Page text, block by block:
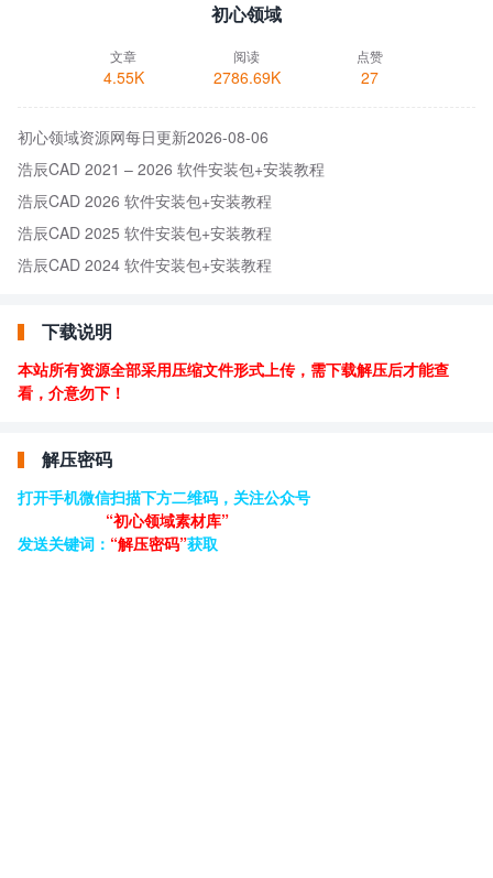
初心领域
文章
4.55K
阅读
2786.69K
点赞
27
初心领域资源网每日更新2026-08-06
浩辰CAD 2021 – 2026 软件安装包+安装教程
浩辰CAD 2026 软件安装包+安装教程
浩辰CAD 2025 软件安装包+安装教程
浩辰CAD 2024 软件安装包+安装教程
下载说明
本站所有资源全部采用压缩文件形式上传，需下载解压后才能查
看，介意勿下！
解压密码
打开手机微信扫描下方二维码，关注公众号
“初心领域素材库”
发送关键词： “解压密码”获取